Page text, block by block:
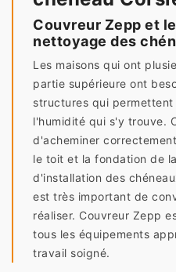
Couvreur Zepp et
nettoyage des
Les maisons qui ont
partie supérieure ont
structures qui
l'humidité qui s'y trouve.
d'acheminer
le toit et la fondation de
d'installation des
est très important de
réaliser. Couvreur Zepp
tous les équipements
travail soigné.